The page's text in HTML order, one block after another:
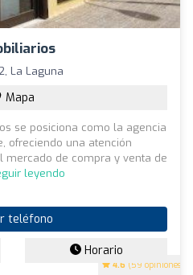
4.6 (59 opiniones)
La Laguna
Mapa
se posiciona como la agencia
ofreciendo una atención
mercado de compra y venta de
leyendo
teléfono
Horario